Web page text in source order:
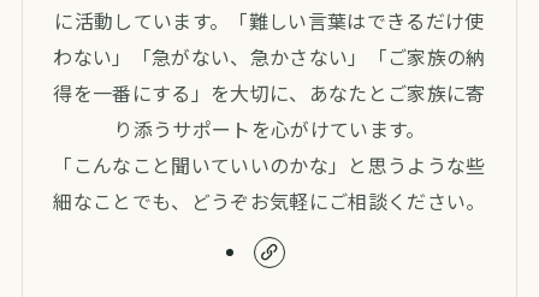
に活動しています。「難しい言葉はできるだけ使
わない」「急がない、急かさない」「ご家族の納
得を一番にする」を大切に、あなたとご家族に寄
り添うサポートを心がけています。
「こんなこと聞いていいのかな」と思うような些
細なことでも、どうぞお気軽にご相談ください。